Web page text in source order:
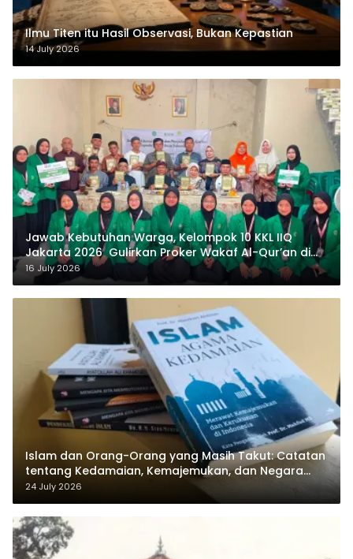
Ilmu Titen itu Hasil Observasi, Bukan Kepastian
14 July 2026
Jawab Kebutuhan Warga, Kelompok 10 KKL IIQ
Jakarta 2026 Gulirkan Proker Wakaf Al-Qur’an di
Sukamanah
16 July 2026
Islam dan Orang-Orang yang Masih Takut: Catatan
tentang Kedamaian, Kemajemukan, dan Negara
dalam Pemikiran Masykuri Abdillah
24 July 2026